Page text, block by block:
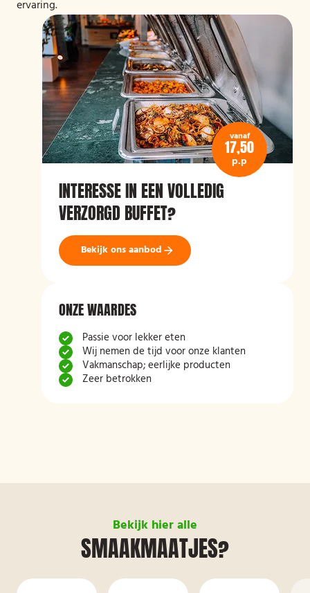
ervaring.
vanaf
17,50
p.p
INTERESSE IN EEN VOLLEDIG
VERZORGD BUFFET?
Bekijk ons aanbod
ONZE WAARDES
Passie voor lekker eten
Wij nemen de tijd voor onze klanten
Vakmanschap; eerlijke producten
Zeer betrokken
Bekijk hier alle
SMAAKMAATJES?